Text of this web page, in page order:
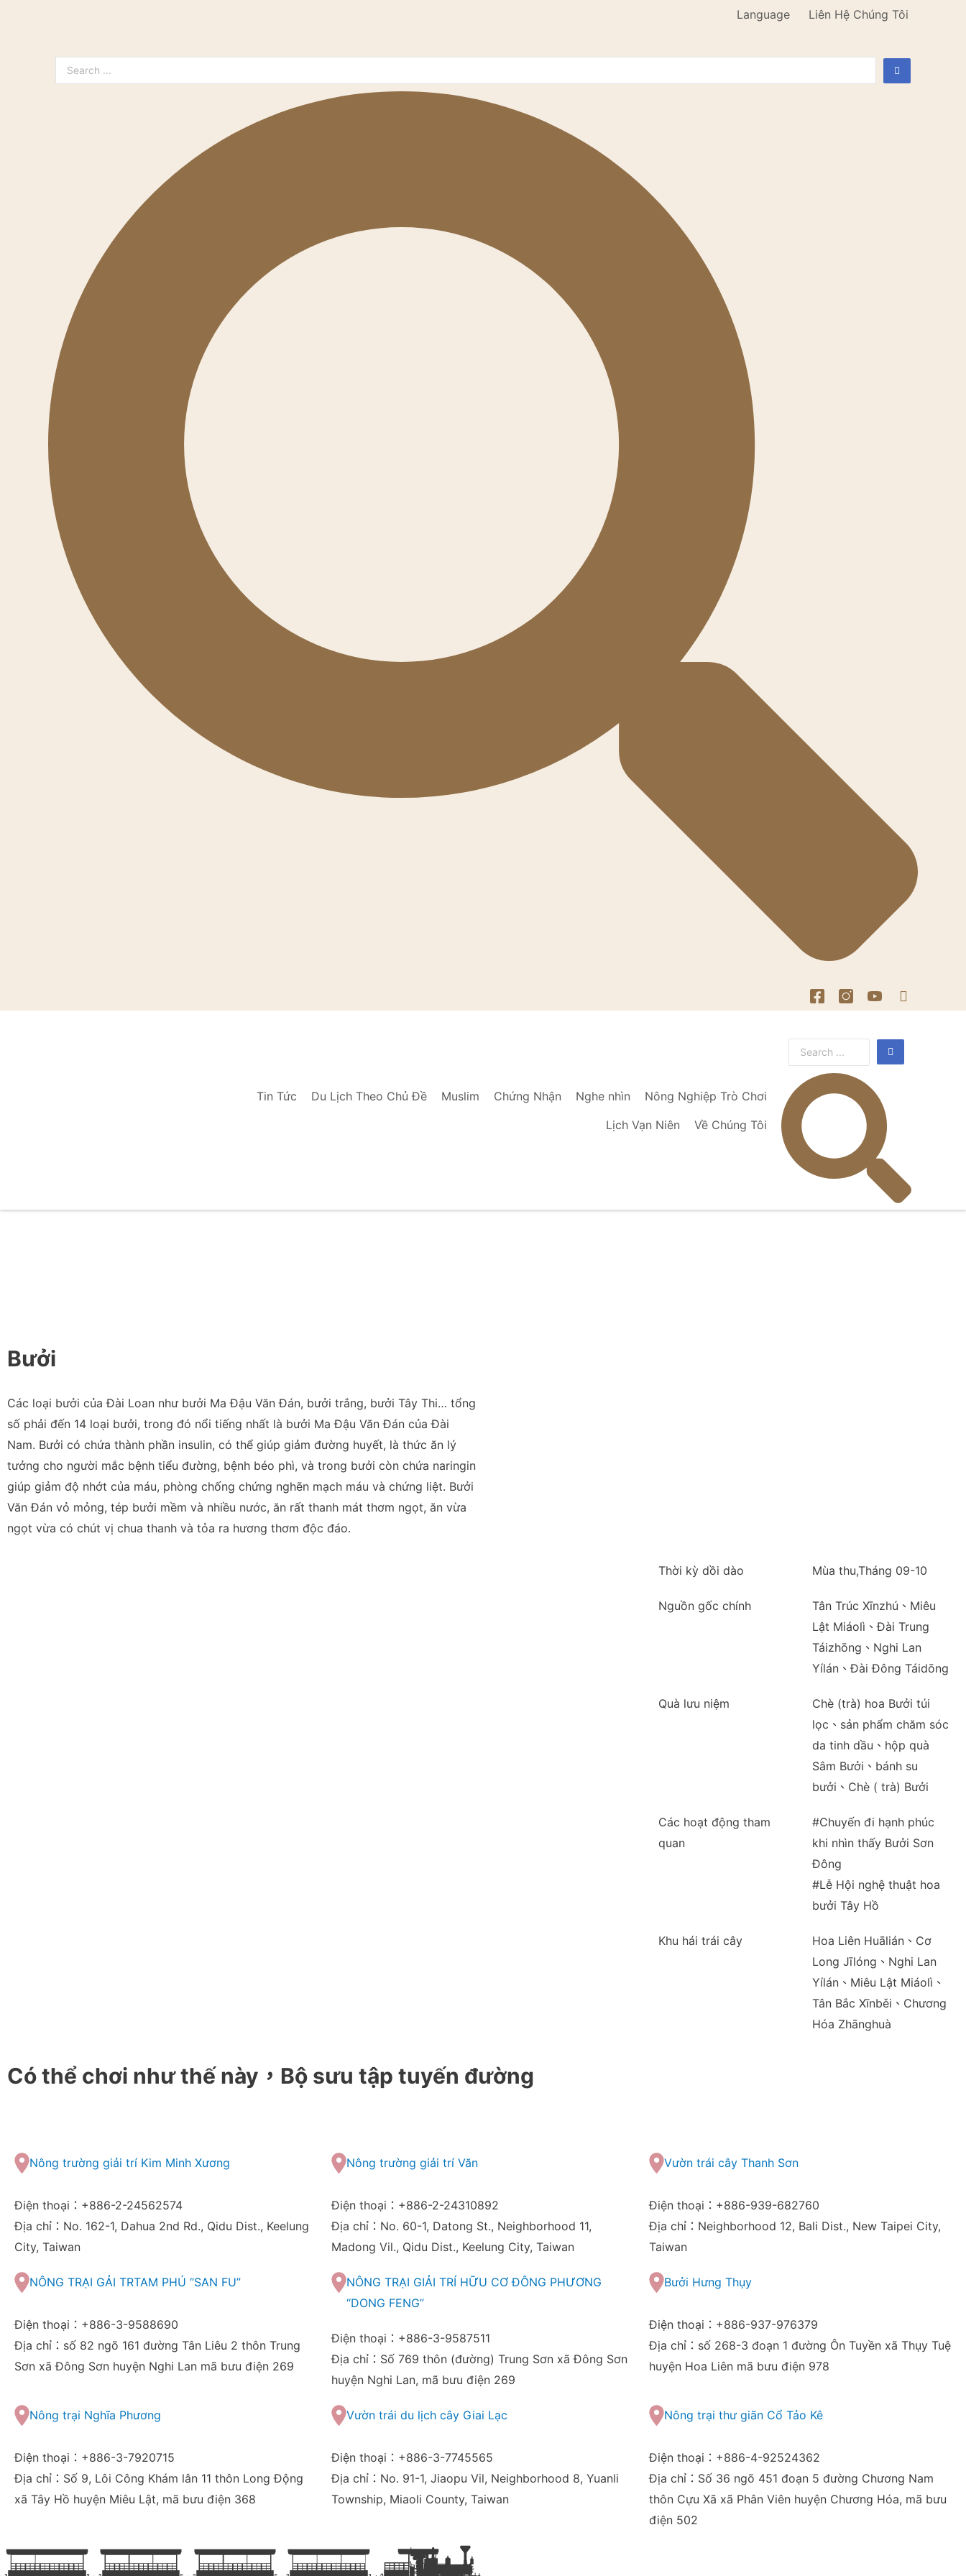
Language Liên Hệ Chúng Tôi
Tin Tức Du Lịch Theo Chủ Đề Muslim Chứng Nhận Nghe nhìn
Nông Nghiệp Trò Chơi
Lịch Vạn Niên
Về Chúng Tôi
Bưởi
Các loại bưởi của Đài Loan như bưởi Ma Đậu Văn Đán, bưởi trắng, bưởi Tây Thi… tổng
số phải đến 14 loại bưởi, trong đó nổi tiếng nhất là bưởi Ma Đậu Văn Đán của Đài
Nam. Bưởi có chứa thành phần insulin, có thể giúp giảm đường huyết, là thức ăn lý
tưởng cho người mắc bệnh tiểu đường, bệnh béo phì, và trong bưởi còn chứa naringin
giúp giảm độ nhớt của máu, phòng chống chứng nghẽn mạch máu và chứng liệt. Bưởi
Văn Đán vỏ mỏng, tép bưởi mềm và nhiều nước, ăn rất thanh mát thơm ngọt, ăn vừa
ngọt vừa có chút vị chua thanh và tỏa ra hương thơm độc đáo.
Thời kỳ dồi dào Mùa thu,Tháng 09-10
Nguồn gốc chính
Tân Trúc Xīnzhú、Miêu
Lật Miáolì、Đài Trung
Táizhōng、Nghi Lan
Yílán、Đài Đông Táidōng
Quà lưu niệm
Chè (trà) hoa Bưởi túi
lọc、sản phẩm chăm sóc
da tinh dầu、hộp quà
Sâm Bưởi、bánh su
bưởi、Chè ( trà) Bưởi
Các hoạt động tham
quan
#Chuyến đi hạnh phúc
khi nhìn thấy Bưởi Sơn
Đông
#Lễ Hội nghệ thuật hoa
bưởi Tây Hồ
Khu hái trái cây
Hoa Liên Huālián、Cơ
Long Jīlóng、Nghi Lan
Yílán、Miêu Lật Miáolì、
Tân Bắc Xīnběi、Chương
Hóa Zhānghuà
Có thể chơi như thế này，Bộ sưu tập tuyến đường
Nông trường giải trí Kim Minh Xương
Điện thoại：+886-2-24562574
Địa chỉ：No. 162-1, Dahua 2nd Rd., Qidu Dist., Keelung
City, Taiwan
Nông trường giải trí Văn
Điện thoại：+886-2-24310892
Địa chỉ：No. 60-1, Datong St., Neighborhood 11,
Madong Vil., Qidu Dist., Keelung City, Taiwan
Vườn trái cây Thanh Sơn
Điện thoại：+886-939-682760
Địa chỉ：Neighborhood 12, Bali Dist., New Taipei City,
Taiwan
NÔNG TRẠI GẢI TRTAM PHÚ “SAN FU”
Điện thoại：+886-3-9588690
Địa chỉ：số 82 ngõ 161 đường Tân Liêu 2 thôn Trung
Sơn xã Đông Sơn huyện Nghi Lan mã bưu điện 269
NÔNG TRẠI GIẢI TRÍ HỮU CƠ ĐÔNG PHƯƠNG
“DONG FENG”
Điện thoại：+886-3-9587511
Địa chỉ：Số 769 thôn (đường) Trung Sơn xã Đông Sơn
huyện Nghi Lan, mã bưu điện 269
Bưởi Hưng Thụy
Điện thoại：+886-937-976379
Địa chỉ：số 268-3 đoạn 1 đường Ôn Tuyền xã Thụy Tuệ
huyện Hoa Liên mã bưu điện 978
Nông trại Nghĩa Phương
Điện thoại：+886-3-7920715
Địa chỉ：Số 9, Lôi Công Khám lân 11 thôn Long Động
xã Tây Hồ huyện Miêu Lật, mã bưu điện 368
Vườn trái du lịch cây Giai Lạc
Điện thoại：+886-3-7745565
Địa chỉ：No. 91-1, Jiaopu Vil, Neighborhood 8, Yuanli
Township, Miaoli County, Taiwan
Nông trại thư giãn Cổ Tảo Kê
Điện thoại：+886-4-92524362
Địa chỉ：Số 36 ngõ 451 đoạn 5 đường Chương Nam
thôn Cựu Xã xã Phân Viên huyện Chương Hóa, mã bưu
điện 502